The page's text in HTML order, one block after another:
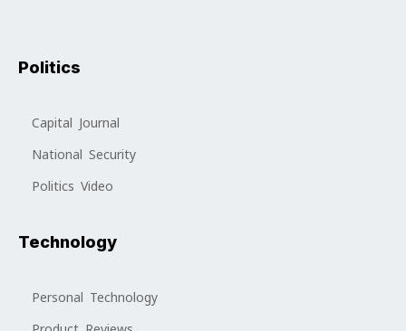
Politics
Capital Journal
National Security
Politics Video
Technology
Personal Technology